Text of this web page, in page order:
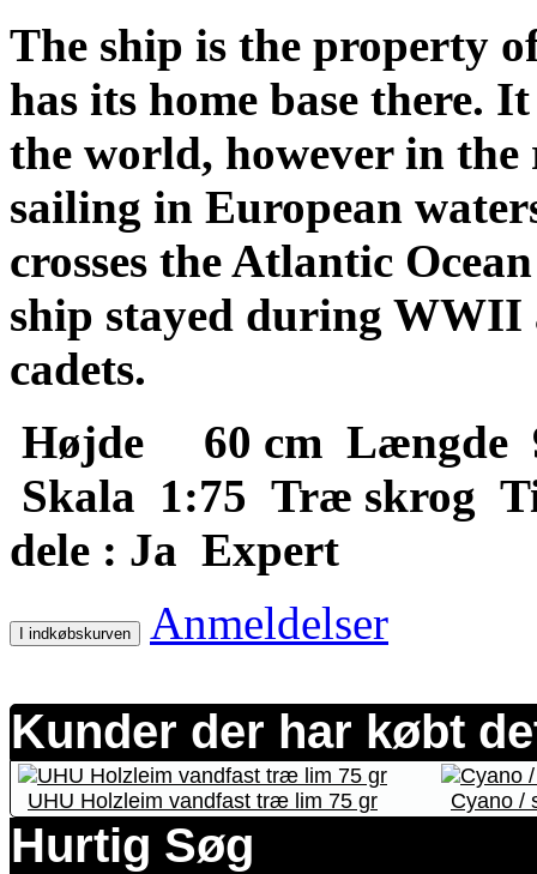
The ship is the property
has its home base there.
the world, however in the
sailing in European
crosses the Atlantic
ship stayed during
cadets.
Højde 60 cm Længde
Skala 1:75 Træ skrog
dele : Ja Expert
I indkøbskurven Anmeldelser
Kunder der har købt
UHU Holzleim vandfast træ lim 75 gr Cyano /
Hurtig Søg